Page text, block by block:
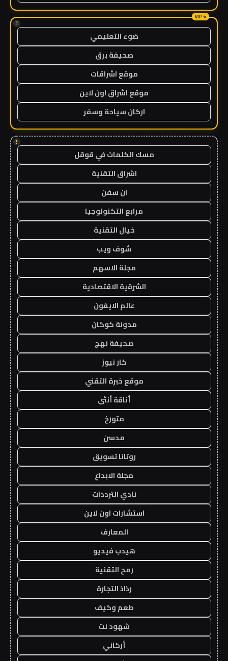
!
ضوء التعليمي
صحيفة برق
موقع اشراقات
موقع اشراق اون لاين
اركان سياحة وسفر
!
مسك الكلمات في قوقل
اشراق التقنية
ان سفن
مرابع التكنولوجيا
خيال التقنية
شوف ويب
مجلة الاسهم
الشرقية الاقتصادية
عالم الايفون
مدونة كوكان
صحيفة نهج
كار نيوز
موقع خبرة التقني
أناقة أنثى
متورخ
مدسن
روتانا تسويق
مجلة الابداع
نادي الترددات
استشارات اون لاين
المعارف
هيدب فيديو
رمح التقنية
رذاذ التجارة
طعم وكيف
شهود نت
أركاني